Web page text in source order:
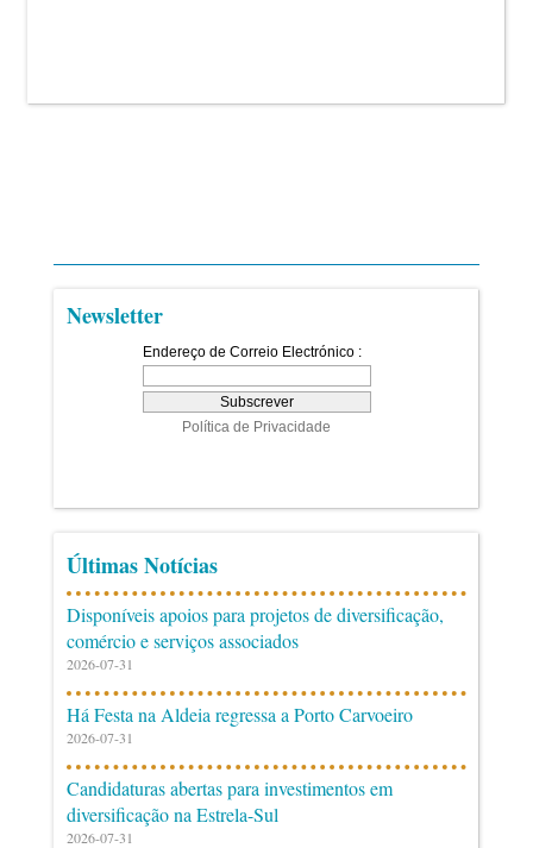
Newsletter
Últimas Notícias
Disponíveis apoios para projetos de diversificação,
comércio e serviços associados
2026-07-31
Há Festa na Aldeia regressa a Porto Carvoeiro
2026-07-31
Candidaturas abertas para investimentos em
diversificação na Estrela-Sul
2026-07-31